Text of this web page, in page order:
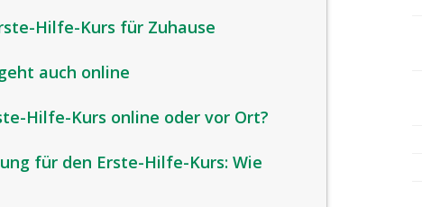
Hilfe-Kurs für Zuhause
auch online
Hilfe-Kurs online oder vor Ort?
für den Erste-Hilfe-Kurs: Wie